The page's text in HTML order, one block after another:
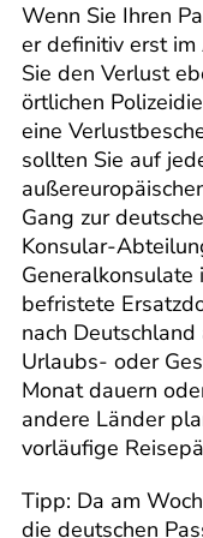
Wenn Sie Ihren
er definitiv erst
Sie den Verlust
örtlichen
eine
sollten Sie auf
Gang zur
Konsular-
befristete
nach
Urlaubs- oder
Monat dauern
andere Länder
vorläufige
Tipp: Da am
die deutschen